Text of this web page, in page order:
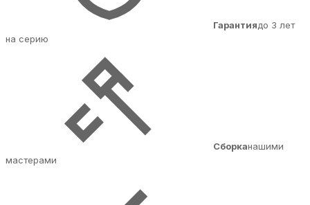
Гарантиядо 3 лет
на серию
Сборканашими
мастерами